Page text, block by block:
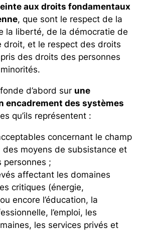
aux droits fondamentaux
, que sont le respect de la
la liberté, de la démocratie de
droit, et le respect des droits
des droits des personnes
d’abord sur une
encadrement des systèmes
qu’ils représentent :
concernant le champ
des moyens de subsistance et
personnes ;
affectant les domaines
critiques (énergie,
encore l’éducation, la
l’emploi, les
les services privés et